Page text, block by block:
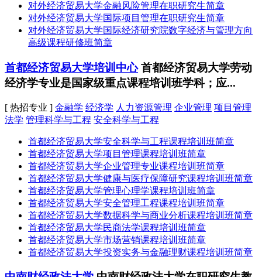
对外经济贸易大学金融风险管理在职研究生简章
对外经济贸易大学国际项目管理在职研究生简章
对外经济贸易大学国际经济研究院数字经济与管理方向
高级课程研修班简章
首都经济贸易大学培训中心 首都经济贸易大学劳动
经济学专业是国家级重点课程培训班学科；应...
[ 热招专业 ] 金融学 经济学 人力资源管理 企业管理 项目管理
法学 管理科学与工程 安全科学与工程
首都经济贸易大学安全科学与工程课程培训班简章
首都经济贸易大学项目管理课程培训班简章
首都经济贸易大学企业管理专业课程培训班简章
首都经济贸易大学健康与医疗保障研究课程培训班简章
首都经济贸易大学管理心理学课程培训班简章
首都经济贸易大学安全管理工程课程培训班简章
首都经济贸易大学数据科学与商业分析课程培训班简章
首都经济贸易大学民商法学课程培训班简章
首都经济贸易大学市场营销课程培训班简章
首都经济贸易大学投资实务与金融理财课程培训班简章